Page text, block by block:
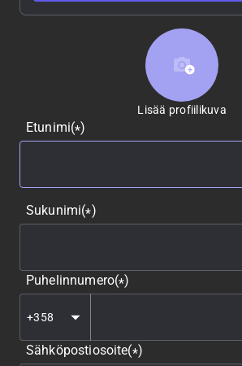
Lisää profiilikuva
Lisää profiilikuva
Etunimi(*)
Sukunimi(*)
Puhelinnumero(*)
Sähköpostiosoite(*)